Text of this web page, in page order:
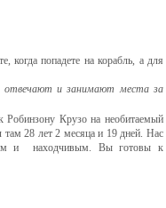
когда попадете на корабль, а для
отвечают и занимают места за
Робинзону Крузо на необитаемый
28 лет 2 месяца и 19 дней. Нас
и находчивым. Вы готовы к